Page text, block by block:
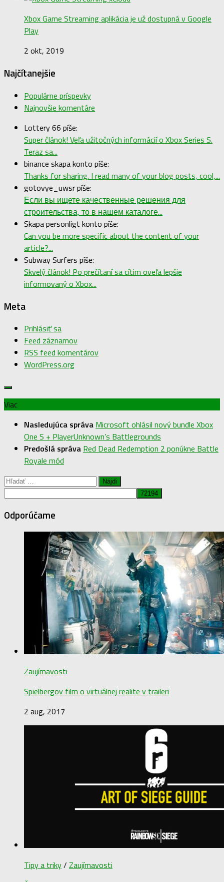
Xbox Game Streaming aplikácia je už dostupná v Google
Play
2 okt, 2019
Najčítanejšie
Populárne príspevky
Najnovšie komentáre
Lottery 66 píše:
Super článok! Veľa užitočných informácií o Xbox Series S.
Teraz sa...
binance skapa konto píše:
Thanks for sharing. I read many of your blog posts, cool,...
gotovye_uwsr píše:
Если вы ищете качественные решения для
строительства, то в нашем каталоге...
Skapa personligt konto píše:
Can you be more specific about the content of your
article?...
Subway Surfers píše:
Skvelý článok! Po prečítaní sa cítim oveľa lepšie
informovaný o Xbox...
Meta
Prihlásiť sa
Feed záznamov
RSS feed komentárov
WordPress.org
Viac
Nasledujúca správa Microsoft ohlásil nový bundle Xbox
One S + PlayerUnknown’s Battlegrounds
Predošlá správa Red Dead Redemption 2 ponúkne Battle
Royale mód
Hľadať:
Odporúčame
Zaujímavosti
Spielbergov film o virtuálnej realite v traileri
2 aug, 2017
Tipy a triky/ Zaujímavosti